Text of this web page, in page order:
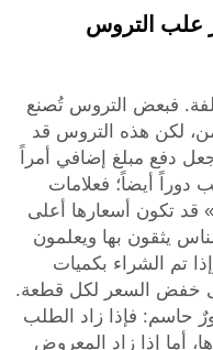
علب التروس
فبعض التروس تُصنع
لكن هذه التروس قد
دفع مبلغ إضافي أمراً
دوراً أيضاً؛ فعلامات
قد تكون أسعارها أعلى
يثقون بها ويعلمون
تم الشراء بكميات
خفض السعر لكل قطعة.
حاسم: فإذا زاد الطلب
أما إذا زاد المعروض